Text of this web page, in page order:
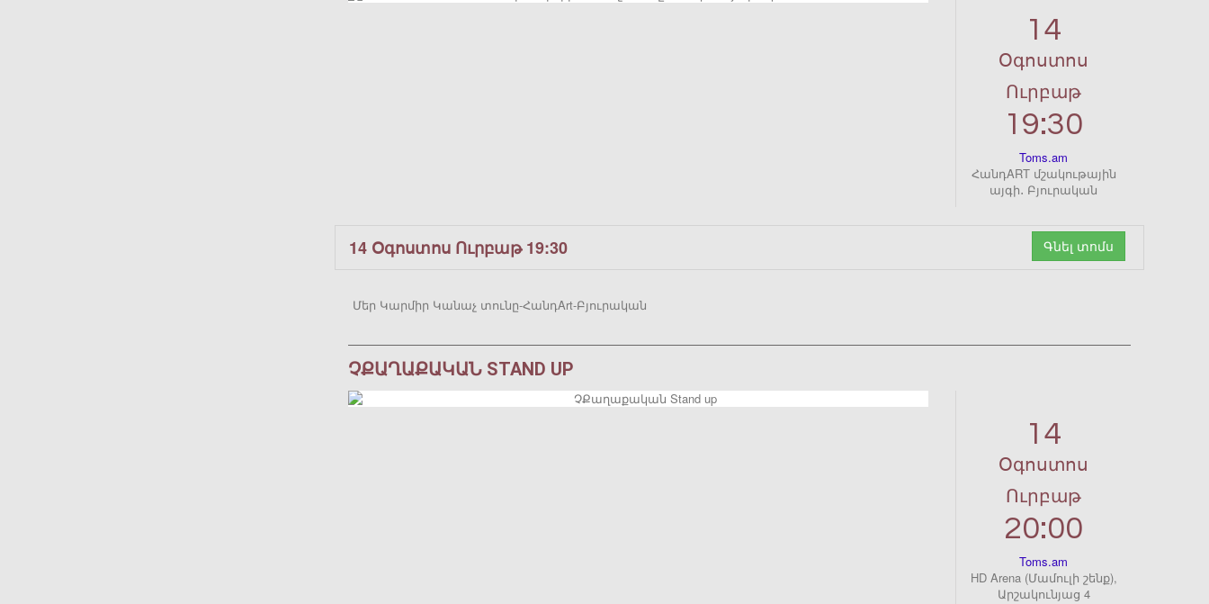
14
Օգոստոս
Ուրբաթ
19:30
Toms.am
ՀանդART մշակութային
այգի․ Բյուրական
14 Օգոստոս Ուրբաթ 19:30 Գնել տոմս
Մեր Կարմիր Կանաչ տունը-ՀանդArt-Բյուրական
ՉՔԱՂԱՔԱԿԱՆ STAND UP
14
Օգոստոս
Ուրբաթ
20:00
Toms.am
HD Arena (Մամուլի շենք),
Արշակունյաց 4